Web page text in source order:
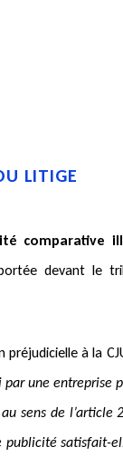
LITIGE
comparative
devant le
à la
par une entreprise
sens de l’article
publicité satisfait-